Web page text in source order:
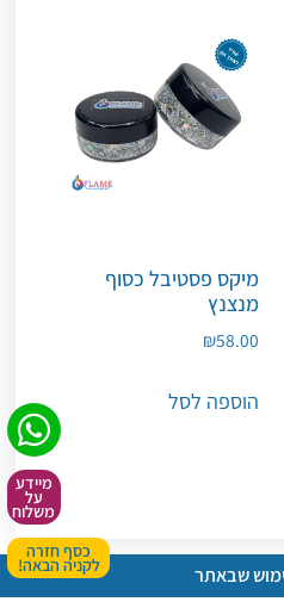
מיקס פסטיבל כסוף
מנצנץ
₪58.00
הוספה לסל
שבאתר
מיידע
על
משלוח
כסף חזרה
לקניה הבאה!